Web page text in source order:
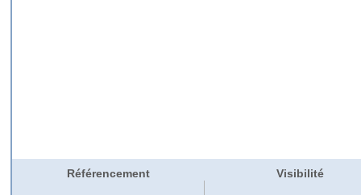
Référencement Visibilité